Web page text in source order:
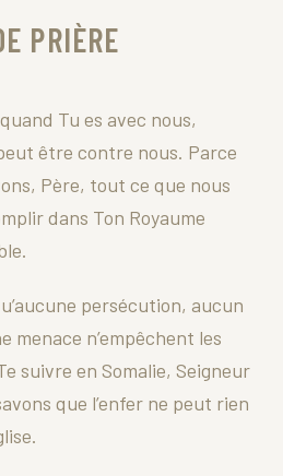
PRIÈRE
Tu es avec nous,
être contre nous. Parce
Père, tout ce que nous
dans Ton Royaume
persécution, aucun
menace n’empêchent les
suivre en Somalie, Seigneur
que l’enfer ne peut rien